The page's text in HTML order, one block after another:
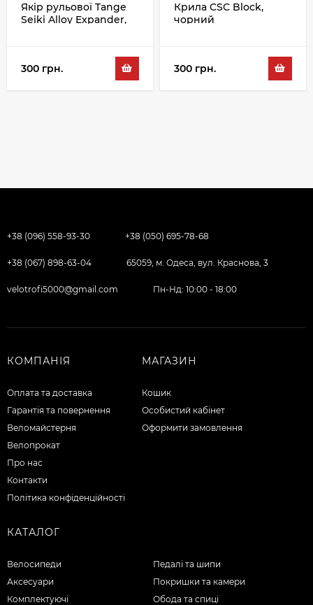
Якір рульової Tange
Seiki Alloy Expander,
300 грн.
Крила CSC Block,
чорний
300 грн.
+38 (096) 558-93-30 +38 (050) 695-78-68
+38 (067) 898-63-04 65059, м. Одеса, вул. Краснова, 3
velotrofi5000@gmail.com Пн-Нд: 10:00 - 18:00
КОМПАНІЯ
Оплата та доставка
Гарантія та повернення
Веломайстерня
Велопрокат
Про нас
Контакти
Політика конфіденційності
МАГАЗИН
Кошик
Особистий кабінет
Оформити замовлення
КАТАЛОГ
Велосипеди
Аксесуари
Комплектуючі
Педалі та шипи
Покришки та камери
Обода та спиці